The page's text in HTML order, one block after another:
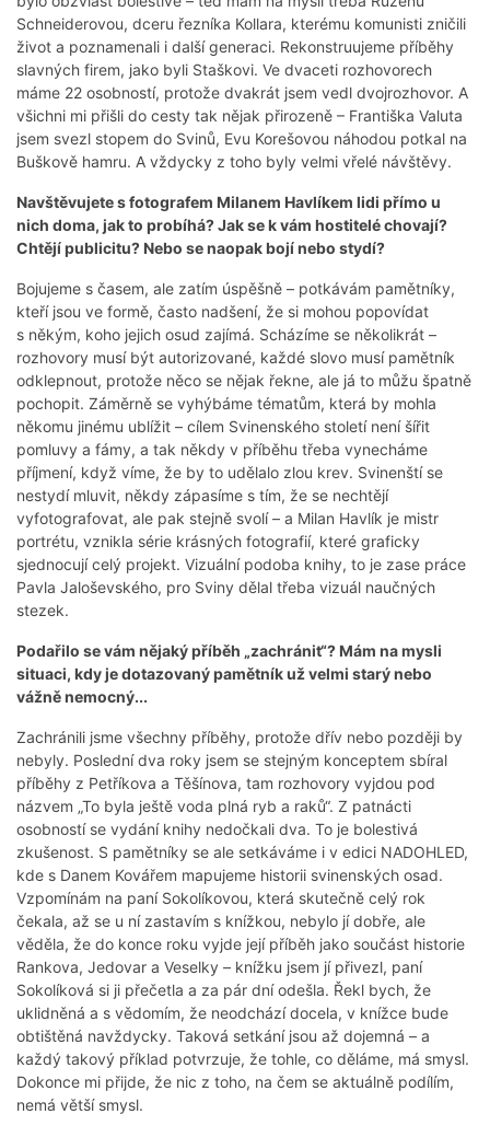
Schneiderovou, dceru řezníka Kollara, kterému komunisti zničili
život a poznamenali i další generaci. Rekonstruujeme příběhy
slavných firem, jako byli Staškovi. Ve dvaceti rozhovorech
máme 22 osobností, protože dvakrát jsem vedl dvojrozhovor. A
všichni mi přišli do cesty tak nějak přirozeně – Františka Valuta
jsem svezl stopem do Svinů, Evu Korešovou náhodou potkal na
Buškově hamru. A vždycky z toho byly velmi vřelé návštěvy.
Navštěvujete s fotografem Milanem Havlíkem lidi přímo u
nich doma, jak to probíhá? Jak se k vám hostitelé chovají?
Chtějí publicitu? Nebo se naopak bojí nebo stydí?
Bojujeme s časem, ale zatím úspěšně – potkávám pamětníky,
kteří jsou ve formě, často nadšení, že si mohou popovídat
s někým, koho jejich osud zajímá. Scházíme se několikrát –
rozhovory musí být autorizované, každé slovo musí pamětník
odklepnout, protože něco se nějak řekne, ale já to můžu špatně
pochopit. Záměrně se vyhýbáme tématům, která by mohla
někomu jinému ublížit – cílem Svinenského století není šířit
pomluvy a fámy, a tak někdy v příběhu třeba vynecháme
příjmení, když víme, že by to udělalo zlou krev. Svinenští se
nestydí mluvit, někdy zápasíme s tím, že se nechtějí
vyfotografovat, ale pak stejně svolí – a Milan Havlík je mistr
portrétu, vznikla série krásných fotografií, které graficky
sjednocují celý projekt. Vizuální podoba knihy, to je zase práce
Pavla Jaloševského, pro Sviny dělal třeba vizuál naučných
stezek.
Podařilo se vám nějaký příběh „zachránit“? Mám na mysli
situaci, kdy je dotazovaný pamětník už velmi starý nebo
vážně nemocný...
Zachránili jsme všechny příběhy, protože dřív nebo později by
nebyly. Poslední dva roky jsem se stejným konceptem sbíral
příběhy z Petříkova a Těšínova, tam rozhovory vyjdou pod
názvem „To byla ještě voda plná ryb a raků“. Z patnácti
osobností se vydání knihy nedočkali dva. To je bolestivá
zkušenost. S pamětníky se ale setkáváme i v edici NADOHLED,
kde s Danem Kovářem mapujeme historii svinenských osad.
Vzpomínám na paní Sokolíkovou, která skutečně celý rok
čekala, až se u ní zastavím s knížkou, nebylo jí dobře, ale
věděla, že do konce roku vyjde její příběh jako součást historie
Rankova, Jedovar a Veselky – knížku jsem jí přivezl, paní
Sokolíková si ji přečetla a za pár dní odešla. Řekl bych, že
uklidněná a s vědomím, že neodchází docela, v knížce bude
obtištěná navždycky. Taková setkání jsou až dojemná – a
každý takový příklad potvrzuje, že tohle, co děláme, má smysl.
Dokonce mi přijde, že nic z toho, na čem se aktuálně podílím,
nemá větší smysl.